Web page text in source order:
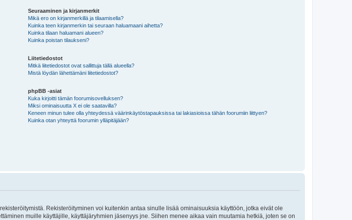
Seuraaminen ja kirjanmerkit
Mikä ero on kirjanmerkillä ja tilaamisella?
Kuinka teen kirjanmerkin tai seuraan haluamaani aihetta?
Kuinka tilaan haluamani alueen?
Kuinka poistan tilaukseni?
Liitetiedostot
Mitkä liitetiedostot ovat sallittuja tällä alueella?
Mistä löydän lähettämäni liitetiedostot?
phpBB -asiat
Kuka kirjoitti tämän foorumisovelluksen?
Miksi ominaisuutta X ei ole saatavilla?
Keneen minun tulee olla yhteydessä väärinkäytöstapauksissa tai lakiasioissa tähän foorumiin liittyen?
Kuinka otan yhteyttä foorumin ylläpitäjään?
Rekisteröityminen voi kuitenkin antaa sinulle lisää ominaisuuksia käyttöön, jotka eivät ole
muille käyttäjille, käyttäjäryhmien jäsenyys jne. Siihen menee aikaa vain muutamia hetkiä, joten se on